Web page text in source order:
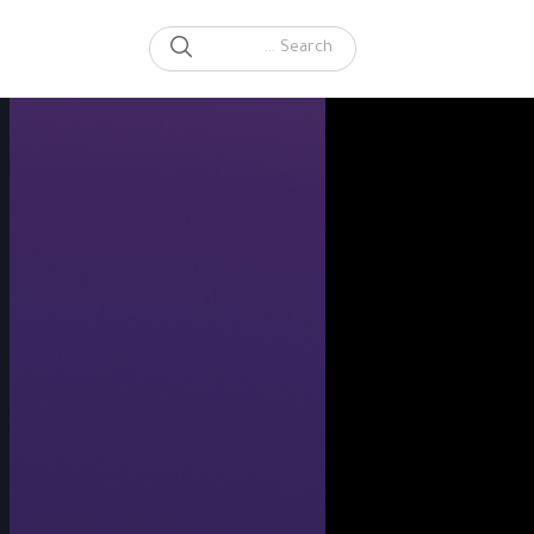
Search for:
SEARCH